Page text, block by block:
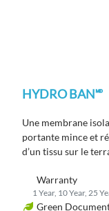
HYDRO BAN🅫
Une membrane
portante mince et
d’un tissu sur le
Warranty
1 Year, 10 Year, 25
Green